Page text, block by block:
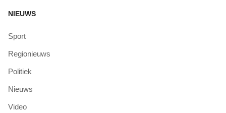
NIEUWS
Sport
Regionieuws
Politiek
Nieuws
Video